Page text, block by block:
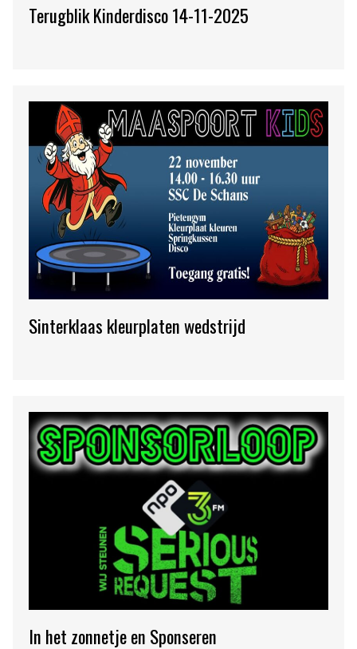
Terugblik Kinderdisco 14-11-2025
Sinterklaas kleurplaten wedstrijd
In het zonnetje en Sponseren